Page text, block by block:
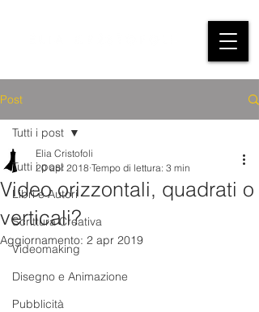
Post
Tutti i post
Libri e Autori
Scrittura Creativa
Videomaking
Disegno e Animazione
Pubblicità
Tutti i post
Video orizzontali, quadrati o
verticali?
Elia Cristofoli
20 apr 2018 Tempo di lettura: 3 min
Aggiornamento: 2 apr 2019